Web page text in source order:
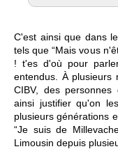
C'est ainsi que dans
tels que “Mais vous
! t'es d'où pour
entendus. À plusieurs
CIBV, des
ainsi justifier qu'on
plusieurs générations
“Je suis de
Limousin depuis